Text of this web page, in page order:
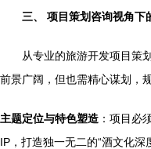
三、 项目策划咨询视角下
从专业的旅游开发项目策
前景广阔，但也需精心谋划，
主题定位与特色塑造 ：项目必
IP，打造独一无二的“酒文化深